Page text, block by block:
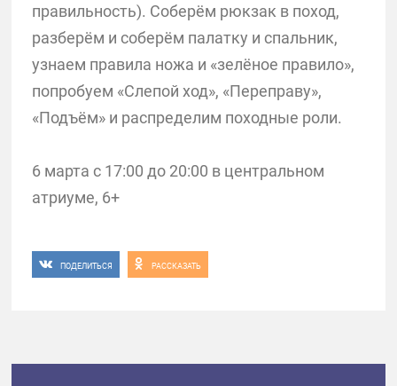
правильность). Соберём рюкзак в поход,
разберём и соберём палатку и спальник,
узнаем правила ножа и «зелёное правило»,
попробуем «Слепой ход», «Переправу»,
«Подъём» и распределим походные роли.
6 марта с 17:00 до 20:00 в центральном
атриуме, 6+
ПОДЕЛИТЬСЯ РАССКАЗАТЬ